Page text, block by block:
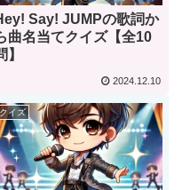
Say! JUMPの歌詞か
曲名当てクイズ【全10
】
2024.12.10
クイズ